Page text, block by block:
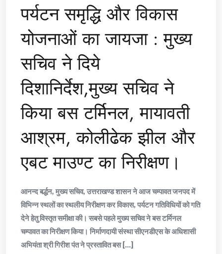
पर्यटन समृद्धि और विकास
योजनाओं का जायजा : मुख्य
सचिव ने दिये
दिशानिर्देश,मुख्य सचिव ने
किया बस टर्मिनल, मायावती
आश्रम, कोलीढेक झील और
एबट माउण्ट का निरीक्षण।
आनन्द बर्द्धन, मुख्य सचिव, उत्तराखण्ड शासन ने आज चम्पावत जनपद में
विभिन्न स्थलों का स्थलीय निरीक्षण कर विकास, पर्यटन गतिविधियों को गति
देने हेतु विस्तृत समीक्षा की। सबसे पहले मुख्य सचिव ने बस टर्मिनल
चम्पावत का निरीक्षण किया। निर्माणदायी संस्था सीएनडीएस के अधिशासी
अभियंता श्री गिरीश पंत ने प्रस्तावित बस [...]